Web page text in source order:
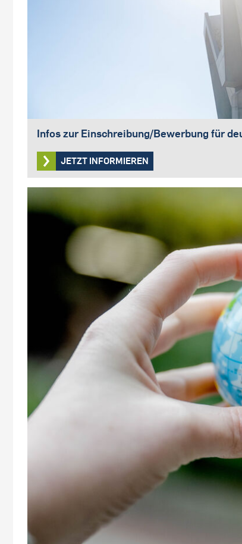
Infos zur Einschreibung/Bewerbung für
JETZT INFORMIEREN